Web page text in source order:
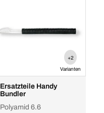
+2
Varianten
Ersatzteile Handy
Bundler
Polyamid 6.6